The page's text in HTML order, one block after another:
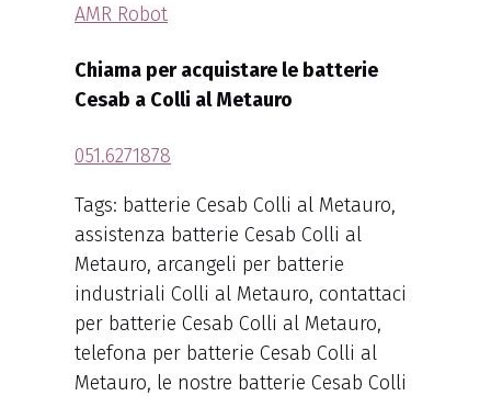
AMR Robot
Chiama per acquistare le batterie
Cesab a Colli al Metauro
051.6271878
Tags: batterie Cesab Colli al Metauro,
assistenza batterie Cesab Colli al
Metauro, arcangeli per batterie
industriali Colli al Metauro, contattaci
per batterie Cesab Colli al Metauro,
telefona per batterie Cesab Colli al
Metauro, le nostre batterie Cesab Colli